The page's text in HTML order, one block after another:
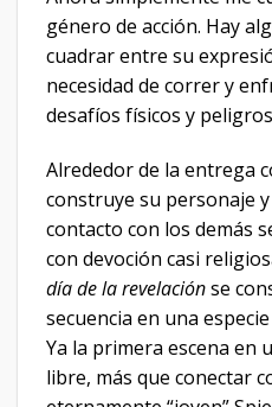
género de acción. Hay
cuadrar entre su
necesidad de correr y
desafíos físicos y
Alrededor de la entrega
construye su personaje
contacto con los demás
con devoción casi
día de la revelaciónse
secuencia en una
Ya la primera escena en
libre, más que conectar